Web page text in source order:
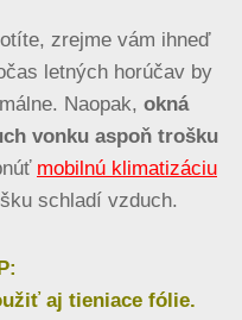
zrejme vám ihneď
letných horúčav by
Naopak, okná
vonku aspoň trošku
mobilnú klimatizáciu
schladí vzduch.
aj tieniace fólie.